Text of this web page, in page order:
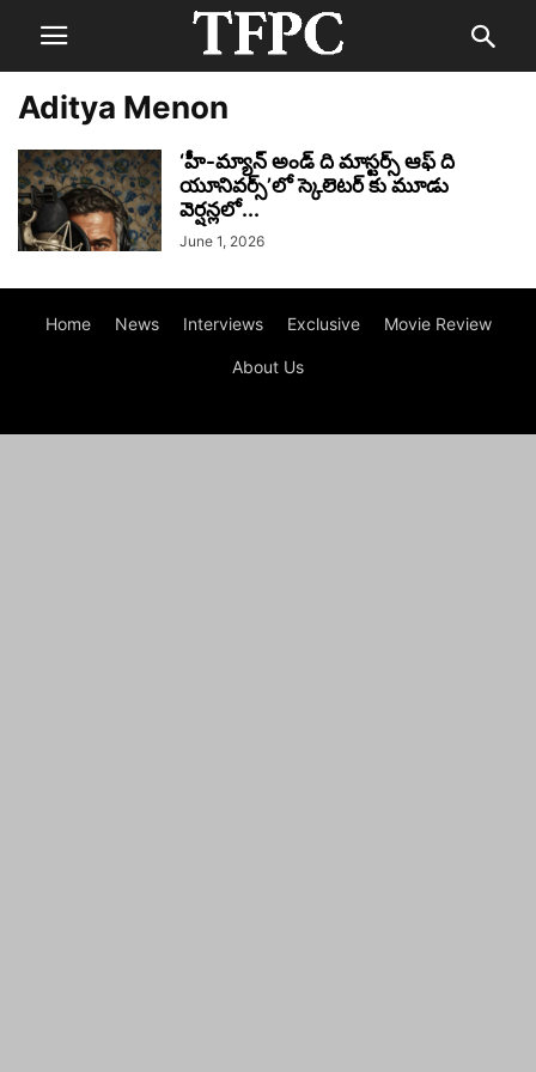
Aditya Menon
‘హీ-మ్యాన్ అండ్ ది మాస్టర్స్ ఆఫ్ ది
యూనివర్స్’లో స్కెలెటర్ కు మూడు
వెర్షన్లలో...
June 1, 2026
Home News Interviews Exclusive Movie Review
About Us